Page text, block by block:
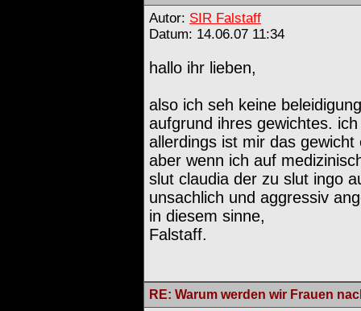
Autor: SIR Falstaff
Datum: 14.06.07 11:34
hallo ihr lieben,
also ich seh keine
aufgrund ihres gewichtes.
allerdings ist mir das
aber wenn ich auf
slut claudia der zu slut ingo
unsachlich und aggressiv
in diesem sinne,
Falstaff.
RE: Warum werden wir Frauen